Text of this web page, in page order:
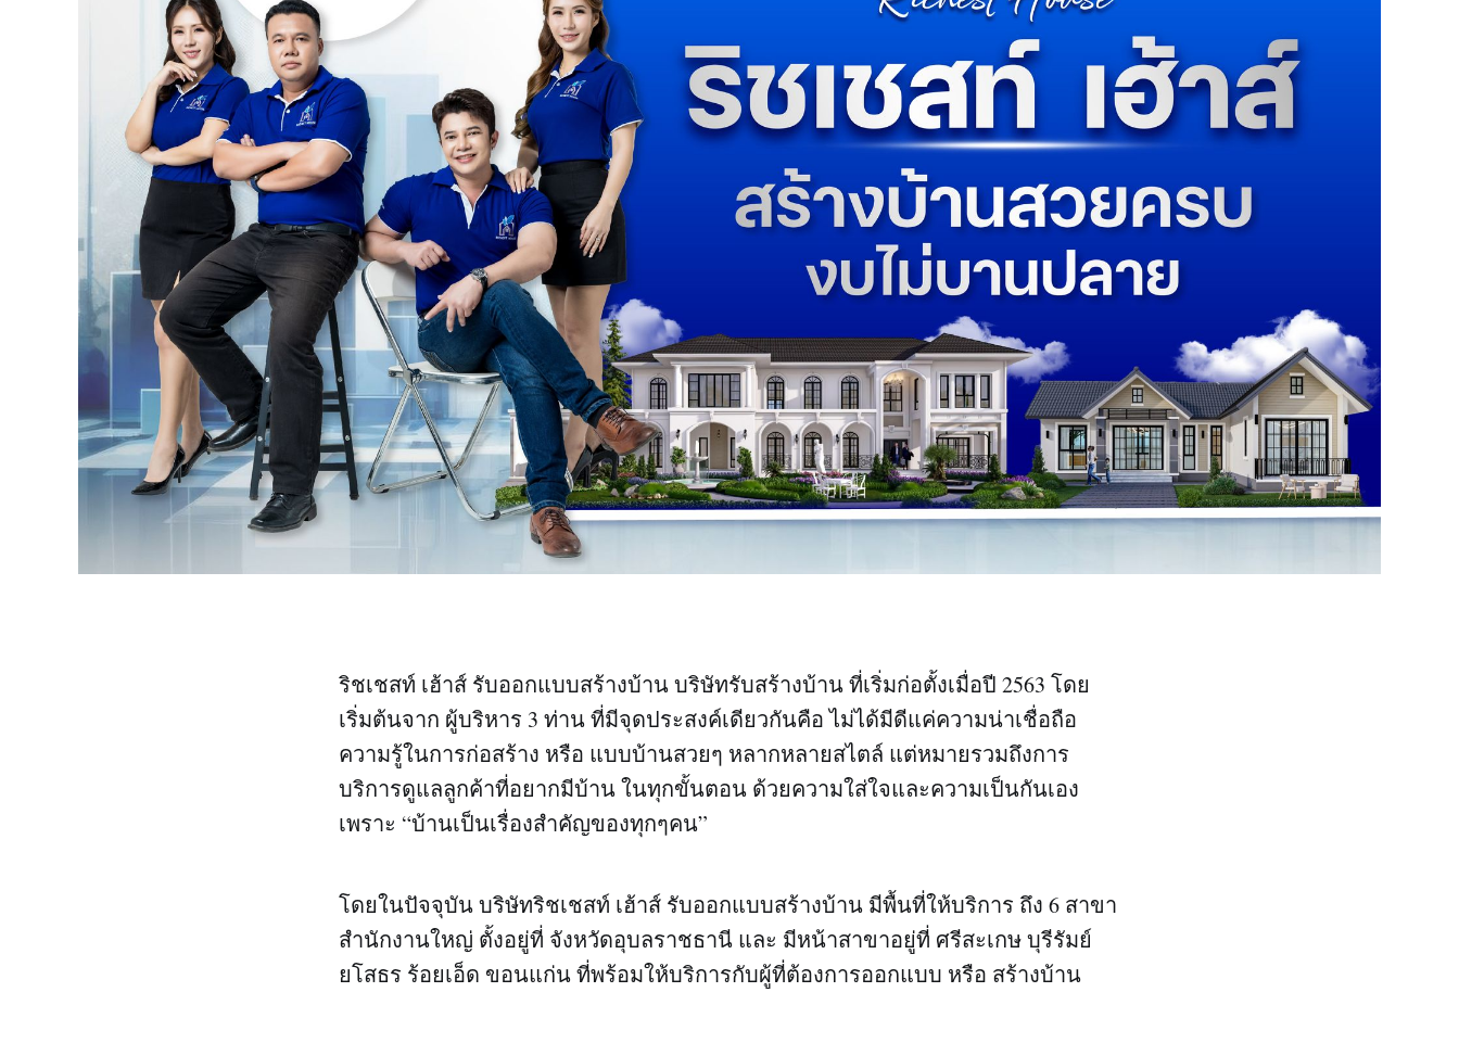
ริชเชสท์ เฮ้าส์ รับออกแบบสร้างบ้าน บริษัทรับสร้างบ้าน ที่เริ่มก่อตั้งเมื่อปี 2563 โดย
เริ่มต้นจาก ผู้บริหาร 3 ท่าน ที่มีจุดประสงค์เดียวกันคือ ไม่ได้มีดีแค่ความน่าเชื่อถือ
ความรู้ในการก่อสร้าง หรือ แบบบ้านสวยๆ หลากหลายสไตล์ แต่หมายรวมถึงการ
บริการดูแลลูกค้าที่อยากมีบ้าน ในทุกขั้นตอน ด้วยความใส่ใจและความเป็นกันเอง
เพราะ “บ้านเป็นเรื่องสำคัญของทุกๆคน”
โดยในปัจจุบัน บริษัทริชเชสท์ เฮ้าส์ รับออกแบบสร้างบ้าน มีพื้นที่ให้บริการ ถึง 6 สาขา
สำนักงานใหญ่ ตั้งอยู่ที่ จังหวัดอุบลราชธานี และ มีหน้าสาขาอยู่ที่ ศรีสะเกษ บุรีรัมย์
ยโสธร ร้อยเอ็ด ขอนแก่น ที่พร้อมให้บริการกับผู้ที่ต้องการออกแบบ หรือ สร้างบ้าน